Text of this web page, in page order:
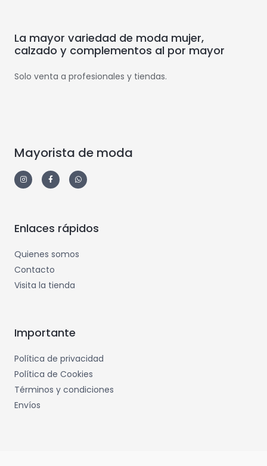
La mayor variedad de moda mujer,
calzado y complementos al por mayor
Solo venta a profesionales y tiendas.
Mayorista de moda
Enlaces rápidos
Quienes somos
Contacto
Visita la tienda
Importante
Política de privacidad
Política de Cookies
Términos y condiciones
Envíos